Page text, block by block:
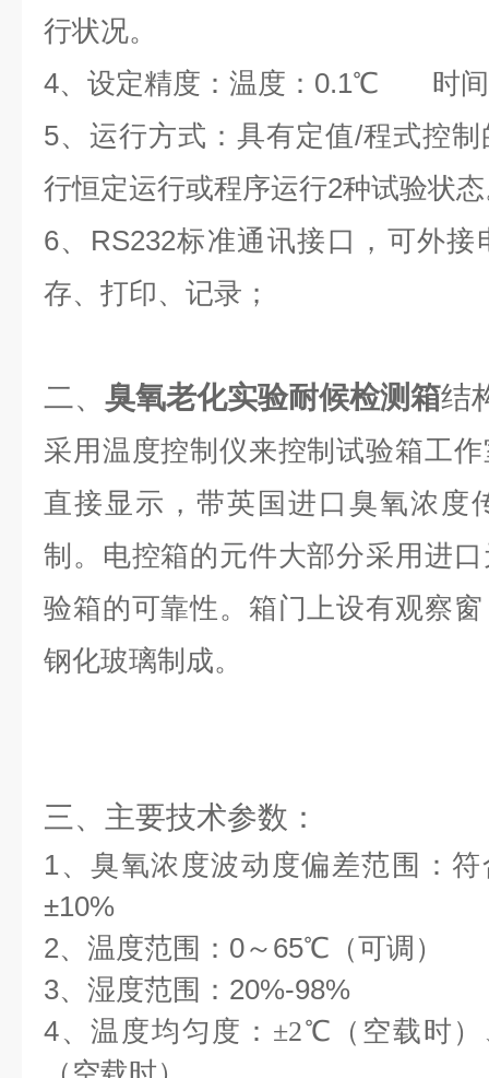
行状况。
4、设定精度：温度：0.1℃ 时间
5、运行方式：具有定值/程式控
行恒定运行或程序运行2种试验状
6、RS232标准通讯接口，可外
存、打印、记录；
二、 臭氧老化实验耐候检测箱结
采用温度控制仪来控制试验箱工
直接显示，带英国进口臭氧浓度
制。电控箱的元件大部分采用进
验箱的可靠性。箱门上设有观察
钢化玻璃制成。
三、主要技术参数：
1、臭氧浓度波动度偏差范围：符
±10%
2、温度范围： 0～ 65℃（可调）
3、湿度范围：20%-98%
4、温度均匀度： ±2℃（空载时）